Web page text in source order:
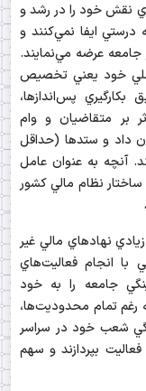
نقش خود را در رشد و
درستي ايفا نمي‌‌كنند و
عرضه مي‌نمايند.
خود يعني تخصيص
پس‌اندازها،
بر متقاضيان و وام
داد و ستدها (حداقل
آنچه به عنوان عامل
نظام مالي كشور
نهادهاي مالي غير
با انجام فعاليت‌هاي
جامعه را به خود
رغم تمام محدوديت‌ها،
شعب خود در سراسر
بپردازند و سهم